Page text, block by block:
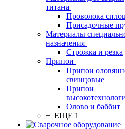
титана
Проволока
Присадочные
Материалы
назначения
Строжка и резка
Припои
Припои
свинцовые
Припои
Олово и баббит
+ ЕЩЕ 1